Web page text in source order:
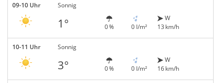
09-10 Uhr Sonnig
1° 0 % 0 l/m²
W
13 km/h
10-11 Uhr Sonnig
3° 0 % 0 l/m²
W
16 km/h